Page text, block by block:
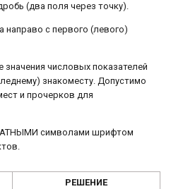
(два поля через точку).
направо с первого (левого)
числовых показателей
знакоместу. Допустимо
и прочерков для
символами шрифтом
РЕШЕНИЕ